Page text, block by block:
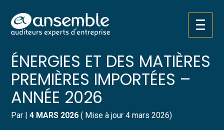
Aller
au
Créer et reprendre une activité
Gérer votre quotidien
Piloter votre entreprise
Développer votre entreprise
Pilotez votre gestion
Suivre votre comptabilité
Gérer vos ressources humaines
Dématérialiser vos documents
INDICE DU PRIX DES
ÉNERGIES ET DES MATIÈRES
PREMIÈRES IMPORTÉES –
ANNÉE 2026
Par |4 MARS 2026 ( Mise à jour 4 mars 2026)